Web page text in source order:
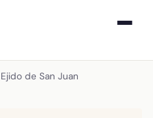
Ejido de San Juan